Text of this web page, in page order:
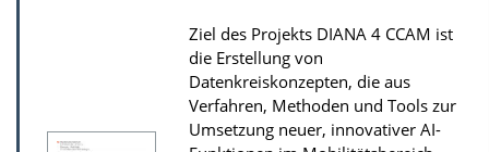
b
l
i
k
Ziel des Projekts DIANA 4 CCAM ist
die Erstellung von
Datenkreiskonzepten, die aus
Verfahren, Methoden und Tools zur
Umsetzung neuer, innovativer AI-